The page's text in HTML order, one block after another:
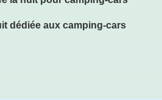
dédiée aux camping-cars